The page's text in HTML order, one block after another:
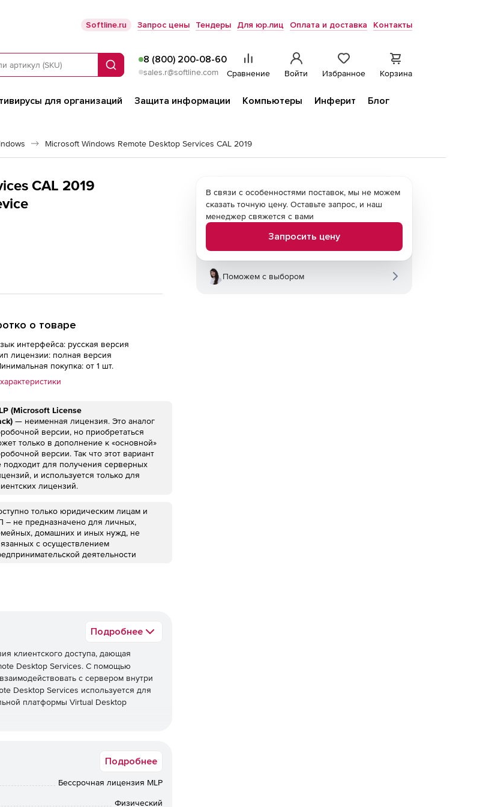
Softline.ru Запрос цены Тендеры Для юр.лиц Оплата и доставка Контакты
Поиск
8 (800) 200-08-60
sales.r@softline.com Сравнение Войти Избранное Корзина
для организаций Защита информации Компьютеры Инферит
Блог
Microsoft Windows Remote Desktop Services CAL 2019
CAL 2019
о товаре
интерфейса: русская версия
лицензии: полная версия
покупка: от 1 шт.
(Microsoft License
— неименная лицензия. Это аналог
версии, но приобретаться
только в дополнение к «основной»
версии. Так что этот вариант
подходит для получения серверных
и используется только для
лицензий.
только юридическим лицам и
– не предназначено для личных,
домашних и иных нужд, не
с осуществлением
деятельности
Подробнее
клиентского доступа, дающая
Desktop Services. С помощью
с сервером внутри
Desktop Services используется для
платформы Virtual Desktop
сотрудникам компании необходим
неизвестно, с каких именно
Подробнее
Бессрочная лицензия MLP
Физический
В связи с особенностями поставок, мы не можем
сказать точную цену. Оставьте запрос, и наш
менеджер свяжется с вами
Запросить цену
Поможем с выбором